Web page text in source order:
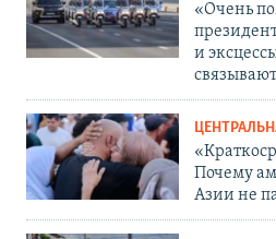
«Очень
и
связывают
Почему
Азии не